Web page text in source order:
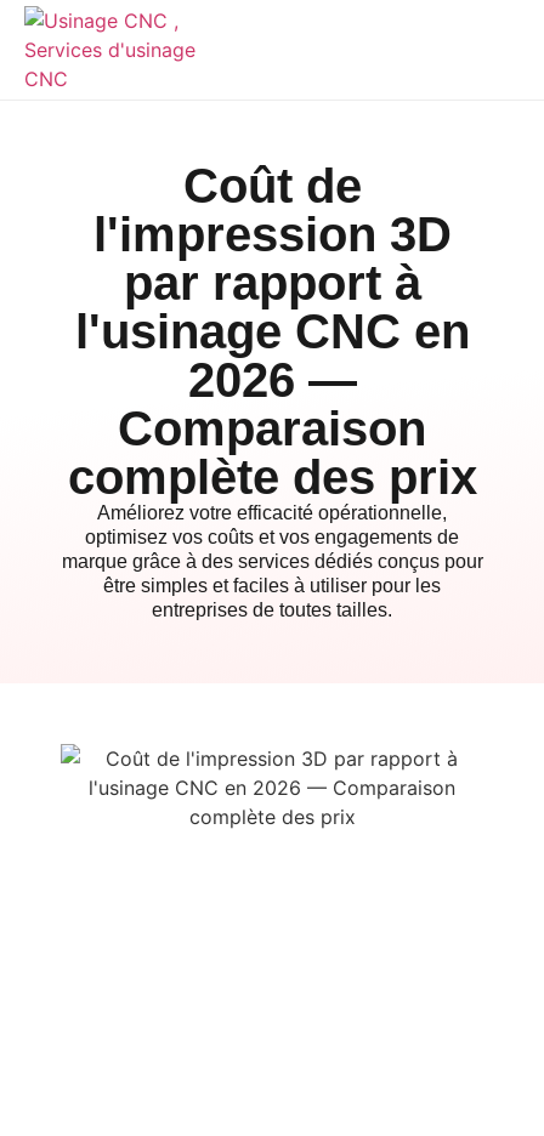
Coût de
l'impression 3D
par rapport à
l'usinage CNC en
2026 —
Comparaison
complète des prix
Améliorez votre efficacité opérationnelle,
optimisez vos coûts et vos engagements de
marque grâce à des services dédiés conçus pour
être simples et faciles à utiliser pour les
entreprises de toutes tailles.